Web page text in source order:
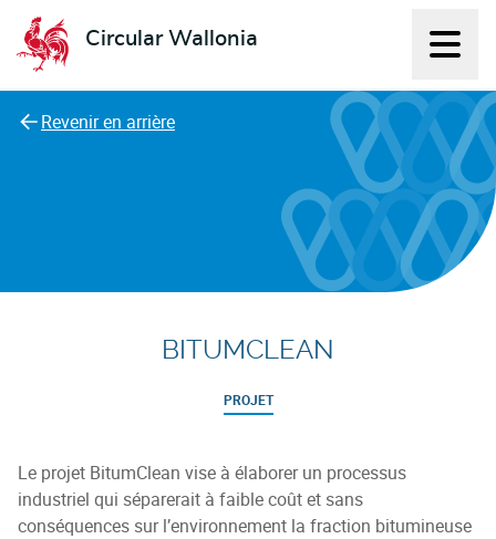
Circular Wallonia
L'économie circulaire
Revenir en arrière
BITUMCLEAN
PROJET
Le projet BitumClean vise à élaborer un processus
industriel qui séparerait à faible coût et sans
conséquences sur l’environnement la fraction bitumineuse